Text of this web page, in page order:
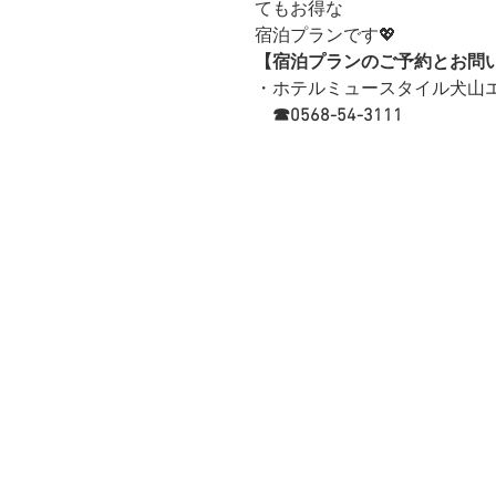
てもお得な
宿泊プランです💖
【宿泊プランのご予約とお問
・ホテルミュースタイル犬山
☎0568-54-3111